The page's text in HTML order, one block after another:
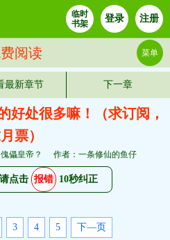
临时
书架
登录 注册
阅读 菜单
最新章节 下一章
好处很多嘛！（求订阅，
票）
儡皇帝？ 作者：一条修仙的鱼仔
点击 报错 10秒纠正
3 4 5 下—页